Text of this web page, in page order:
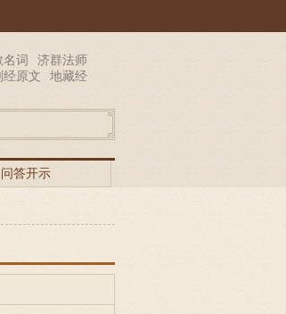
词
济群法师
经原文 地藏经
问答开示